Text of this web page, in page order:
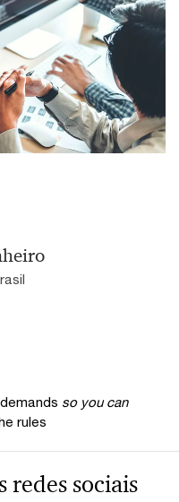
so you can
rules
redes sociais